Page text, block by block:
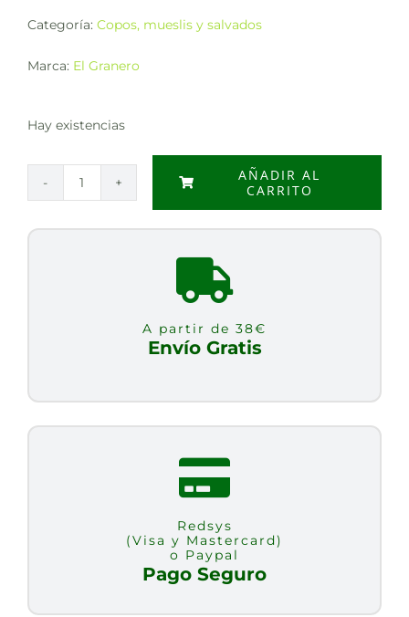
Categoría: Copos, mueslis y salvados
Marca: El Granero
Hay existencias
COPOS
AÑADIR AL
CARRITO
A partir de 38€
Envío Gratis
Redsys
(Visa y Mastercard)
o Paypal
Pago Seguro